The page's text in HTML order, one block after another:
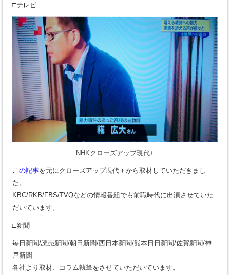
□テレビ
NHKクローズアップ現代+
この記事を元にクローズアップ現代＋から取材していただきまし
た。
KBC/RKB/FBS/TVQなどの情報番組でも前職時代に出演させていた
だいています。
□新聞
毎日新聞/読売新聞/朝日新聞/西日本新聞/熊本日日新聞/佐賀新聞/神
戸新聞
各社より取材、コラム執筆をさせていただいています。